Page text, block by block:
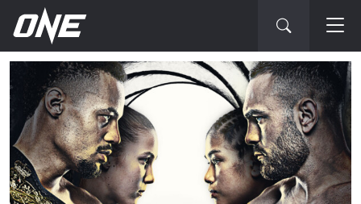
下
一
场
赛
事